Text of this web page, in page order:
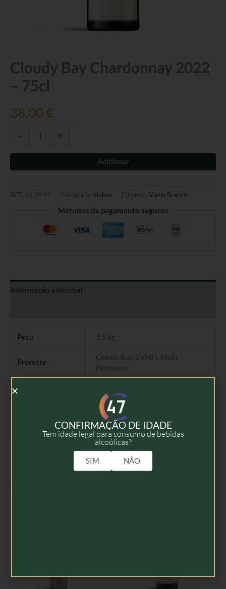
Cloudy Bay Chardonnay 2022
– 75cl
38,00 €
-
Quantidade
de
Cloudy
2022
+
Adicionar
REF: 06_0491 Categoria: Vinhos Etiqueta: Vinho Branco
Métodos de pagamento seguros
Informação adicional
Peso 1,5 kg
Produtor
Cloudy Bay, LVMH, Moët
Hennessy
Tipo
2022
75cl
CONFIRMAÇÃO DE IDADE
Tem idade legal para consumo de bebidas
alcoólicas?
SIM NÃO